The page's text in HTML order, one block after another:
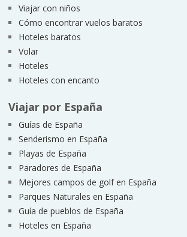
Viajar con niños
Cómo encontrar vuelos baratos
Hoteles baratos
Volar
Hoteles
Hoteles con encanto
Viajar por España
Guías de España
Senderismo en España
Playas de España
Paradores de España
Mejores campos de golf en España
Parques Naturales en España
Guía de pueblos de España
Hoteles en España